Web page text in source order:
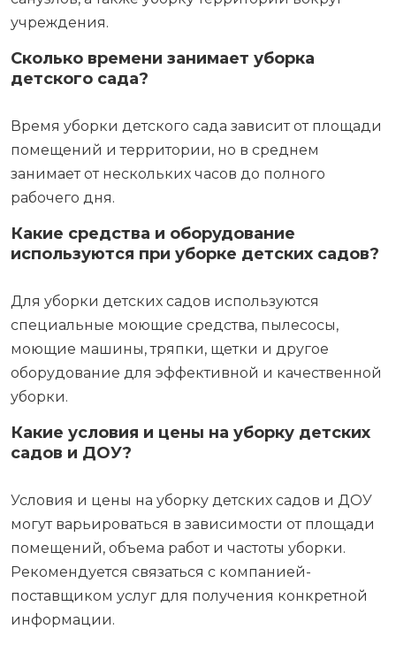
учреждения.
Сколько времени занимает уборка
детского сада?
Время уборки детского сада зависит от площади
помещений и территории, но в среднем
занимает от нескольких часов до полного
рабочего дня.
Какие средства и оборудование
используются при уборке детских садов?
Для уборки детских садов используются
специальные моющие средства, пылесосы,
моющие машины, тряпки, щетки и другое
оборудование для эффективной и качественной
уборки.
Какие условия и цены на уборку детских
садов и ДОУ?
Условия и цены на уборку детских садов и ДОУ
могут варьироваться в зависимости от площади
помещений, объема работ и частоты уборки.
Рекомендуется связаться с компанией-
поставщиком услуг для получения конкретной
информации.